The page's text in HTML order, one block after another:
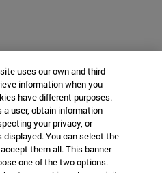
uses our own and third-
information when you
have different purposes.
user, obtain information
your privacy, or
You can select the
them all. This banner
one of the two options.